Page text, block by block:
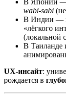
wabi-sabi
В Индии —
«лёгкого
(локальной
В Таиланде
UX-инсайт:
рождается в